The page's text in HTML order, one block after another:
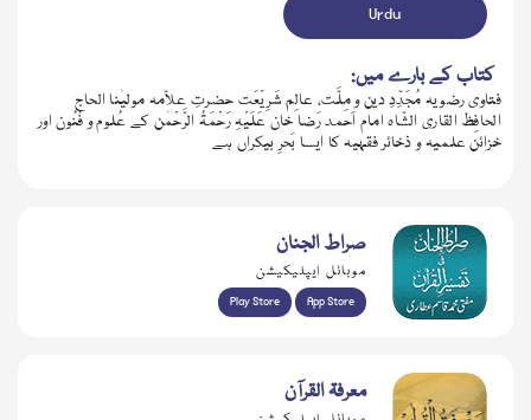
Urdu
کتاب کے بارے میں:
فتاوی رضویہ مُجَدِّدِ دین و مِلَّت، عالِم شَرِیْعَت حضرتِ علاّمہ مولیٰنا الحاج
الحافِظ القاری الشّاہ امام اَحمد رَضا خان عَلَیْہِ رَحْمَۃُ الرَّحْمٰن کے عُلوم و فُنُون اور
خزائن علمیہ و ذخائر فقہیہ کا ایسا بَحرِ بیکراں ہے
صراط الجنان
موبائل ایپلیکیشن
Play Store App Store
معرفۃ القرآن